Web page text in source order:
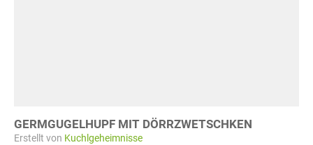
GERMGUGELHUPF MIT DÖRRZWETSCHKEN
Erstellt von Kuchlgeheimnisse